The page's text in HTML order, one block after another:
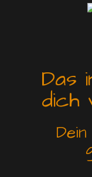
Das
dich